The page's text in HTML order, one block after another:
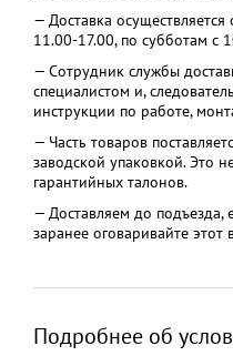
— Доставка
11.00-17.00, по субботам с
— Сотрудник службы
специалистом и,
инструкции по работе,
— Часть товаров
заводской упаковкой. Это
гарантийных талонов.
— Доставляем до
заранее оговаривайте
Подробнее об